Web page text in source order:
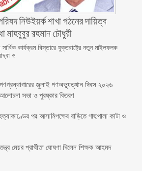
নিউইয়র্ক শাখা গঠনের দায়িত্ব
রহমান চৌধুরী
সার্বিক কার্যক্রম বিস্তারে যুক্তরাষ্ট্রে নতুন মাইলফলক
ও
গণগ্রন্থাগারের জুলাই গণঅভ্যুত্থান দিবস ২০২৬
সভা ও পুরষ্কার বিতরণ
পর আসামিপক্ষের বাড়িতে গাছপালা কাটা ও
মেয়র প্রার্থীতা ঘোষণা দিলেন শিক্ষক আহমদ